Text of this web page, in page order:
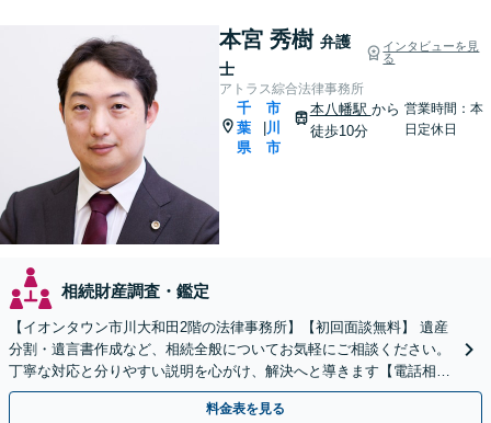
本宮 秀樹 弁護
士
インタビューを見
る
アトラス綜合法律事務所
千
葉
県
市
川
市
本八幡駅 から
徒歩10分
営業時間：本
日定休日
相続財産調査・鑑定
【イオンタウン市川大和田2階の法律事務所】【初回面談無料】 遺産
分割・遺言書作成など、相続全般についてお気軽にご相談ください。
丁寧な対応と分りやすい説明を心がけ、解決へと導きます【電話相談
可】
料金表を見る